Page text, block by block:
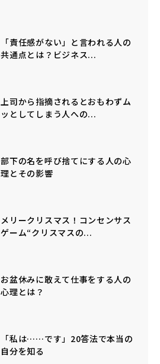
「責任感がない」と言われる人の
共通点とは？ビジネス...
上司から指摘されるとおもわずム
ッとしてしまう人への...
部下の名を呼び捨てにする人の心
理とその影響
メリークリスマス！コンセンサス
ゲーム“クリスマスの...
お盆休みに敢えて仕事をする人の
心理とは？
「私は……です」20答法で本当の
自分を知る